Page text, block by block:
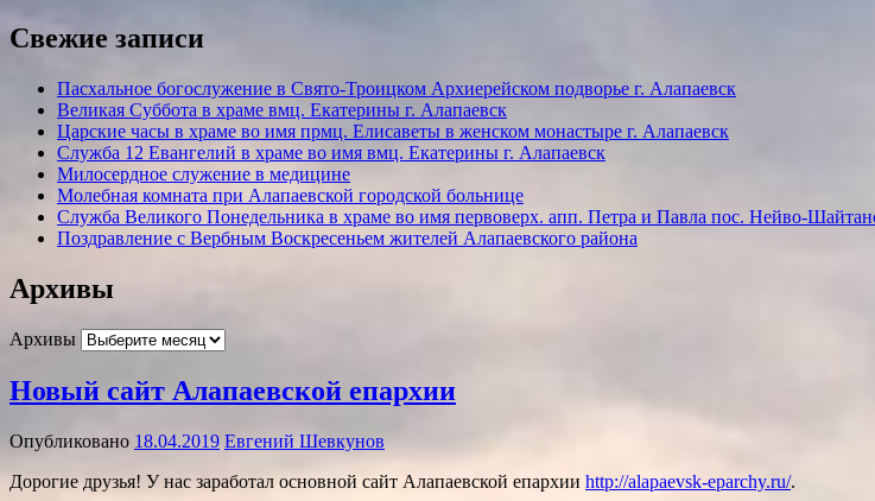
Свежие записи
Пасхальное богослужение в Свято-Троицком Архиерейском подворье г. Алапаевск
Великая Суббота в храме вмц. Екатерины г. Алапаевск
Царские часы в храме во имя прмц. Елисаветы в женском монастыре г. Алапаевск
Служба 12 Евангелий в храме во имя вмц. Екатерины г. Алапаевск
Милосердное служение в медицине
Молебная комната при Алапаевской городской больнице
Служба Великого Понедельника в храме во имя первоверх. апп. Петра и Павла пос. Нейво-
Поздравление с Вербным Воскресеньем жителей Алапаевского района
Архивы
Архивы
Новый сайт Алапаевской епархии
Опубликовано 18.04.2019 Евгений Шевкунов
Дорогие друзья! У нас заработал основной сайт Алапаевской епархии http://alapaevsk-eparchy.ru/.